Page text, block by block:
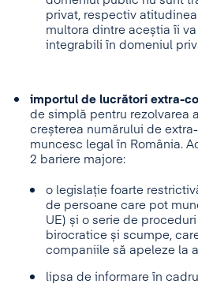
privat, respectiv
multora dintre aceștia îi
integrabili în domeniul
importul de lucrători extra-
de simplă pentru rezolvarea
creșterea numărului de
muncesc legal în România.
2 bariere majore:
o legislație foarte
de persoane care pot
UE) și o serie de
birocratice și scumpe,
companiile să apeleze la
lipsa de informare în